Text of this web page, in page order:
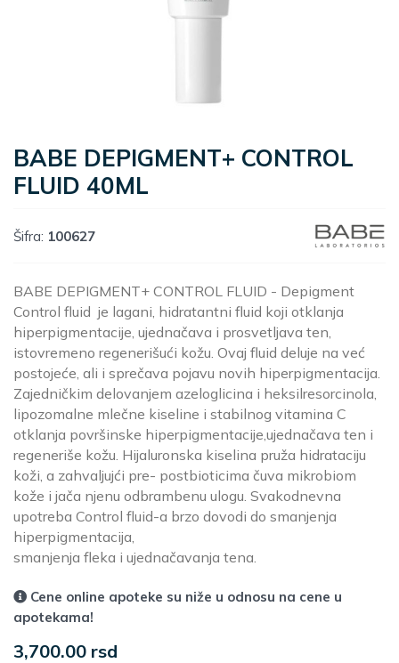
BABE DEPIGMENT+ CONTROL
FLUID 40ML
Šifra: 100627
BABE DEPIGMENT+ CONTROL FLUID - Depigment
Control fluid je lagani, hidratantni fluid koji otklanja
hiperpigmentacije, ujednačava i prosvetljava ten,
istovremeno regenerišući kožu. Ovaj fluid deluje na već
postojeće, ali i sprečava pojavu novih hiperpigmentacija.
Zajedničkim delovanjem azeloglicina i heksilresorcinola,
lipozomalne mlečne kiseline i stabilnog vitamina C
otklanja površinske hiperpigmentacije,ujednačava ten i
regeneriše kožu. Hijaluronska kiselina pruža hidrataciju
koži, a zahvaljujći pre- postbioticima čuva mikrobiom
kože i jača njenu odbrambenu ulogu. Svakodnevna
upotreba Control fluid-a brzo dovodi do smanjenja
hiperpigmentacija,
smanjenja fleka i ujednačavanja tena.
Cene online apoteke su niže u odnosu na cene u
apotekama!
3,700.00 rsd